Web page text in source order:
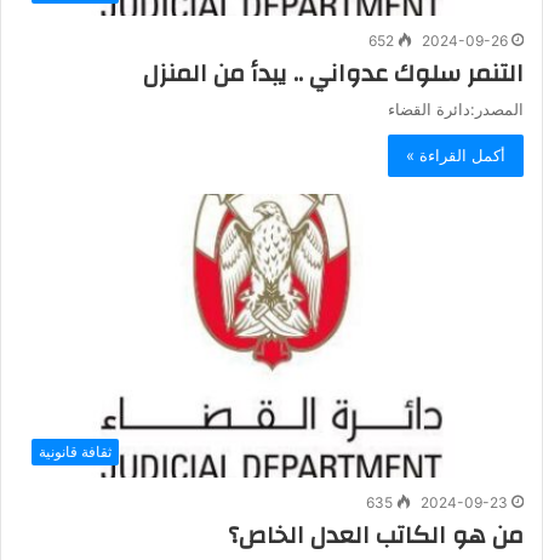
2024-09-26
652
التنمر سلوك عدواني .. يبدأ من المنزل
المصدر:دائرة القضاء
أكمل القراءة »
ثقافة قانونية
2024-09-23
635
‏من هو الكاتب العدل الخاص؟